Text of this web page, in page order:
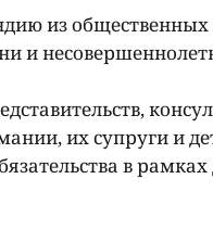
из общественных
и
их супруги и
в